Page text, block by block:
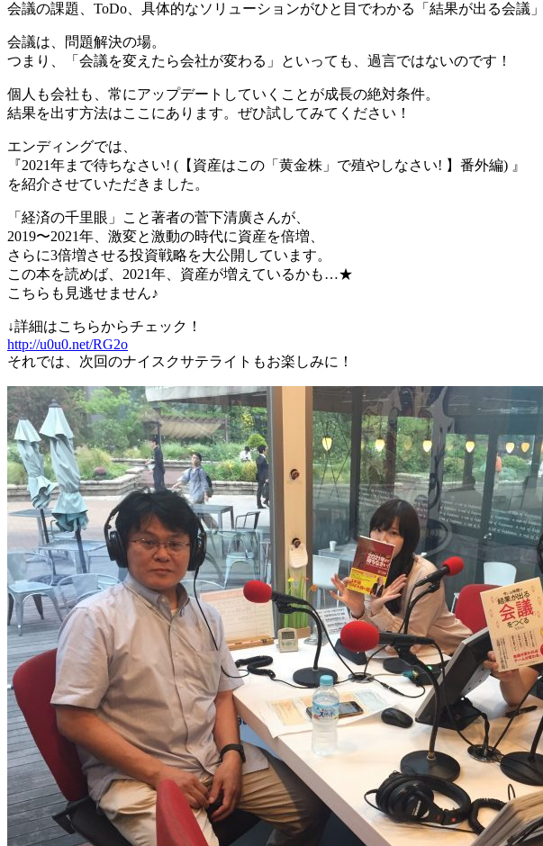
会議の課題、ToDo、具体的なソリューションがひと目でわかる「結果が出る会議
会議は、問題解決の場。
つまり、「会議を変えたら会社が変わる」といっても、過言ではないのです！
個人も会社も、常にアップデートしていくことが成長の絶対条件。
結果を出す方法はここにあります。ぜひ試してみてください！
エンディングでは、
『2021年まで待ちなさい! (【資産はこの「黄金株」で殖やしなさい! 】番外編) 』
を紹介させていただきました。
「経済の千里眼」こと著者の菅下清廣さんが、
2019〜2021年、激変と激動の時代に資産を倍増、
さらに3倍増させる投資戦略を大公開しています。
この本を読めば、2021年、資産が増えているかも…★
こちらも見逃せません♪
↓詳細はこちらからチェック！
http://u0u0.net/RG2o
それでは、次回のナイスクサテライトもお楽しみに！